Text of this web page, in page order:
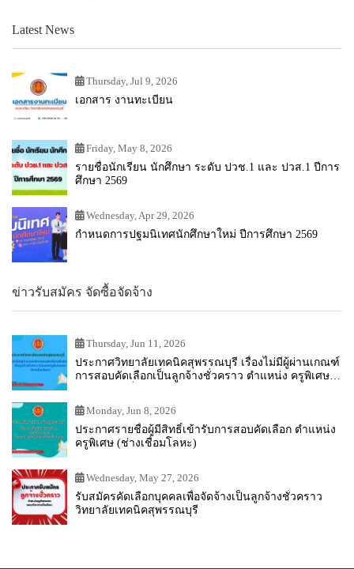
Latest News
Thursday, Jul 9, 2026
เอกสาร งานทะเบียน
Friday, May 8, 2026
รายชื่อนักเรียน นักศึกษา ระดับ ปวช.1 และ ปวส.1 ปีการ
ศึกษา 2569
Wednesday, Apr 29, 2026
กำหนดการปฐมนิเทศนักศึกษาใหม่ ปีการศึกษา 2569
ข่าวรับสมัคร จัดซื้อจัดจ้าง
Thursday, Jun 11, 2026
ประกาศวิทยาลัยเทคนิคสุพรรณบุรี เรื่องไม่มีผู้ผ่านเกณฑ์
การสอบคัดเลือกเป็นลูกจ้างชั่วคราว ตำแหน่ง ครูพิเศษ
Monday, Jun 8, 2026
ประกาศรายชื่อผู้มีสิทธิ์เข้ารับการสอบคัดเลือก ตำแหน่ง
ครูพิเศษ (ช่างเชื่อมโลหะ)
Wednesday, May 27, 2026
รับสมัครคัดเลือกบุคคลเพื่อจัดจ้างเป็นลูกจ้างชั่วคราว
วิทยาลัยเทคนิคสุพรรณบุรี